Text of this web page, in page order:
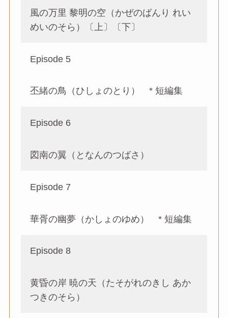
風の万里 黎明の空（かぜのばんり れい
めいのそら）〔上〕〔下〕
Episode 5
丕緒の⿃（ひしょのとり） * 短編集
Episode 6
図南の翼（となんのつばさ）
Episode 7
華胥の幽夢（かしょのゆめ） * 短編集
Episode 8
黄昏の岸 暁の天（たそがれのきし あか
つきのそら）